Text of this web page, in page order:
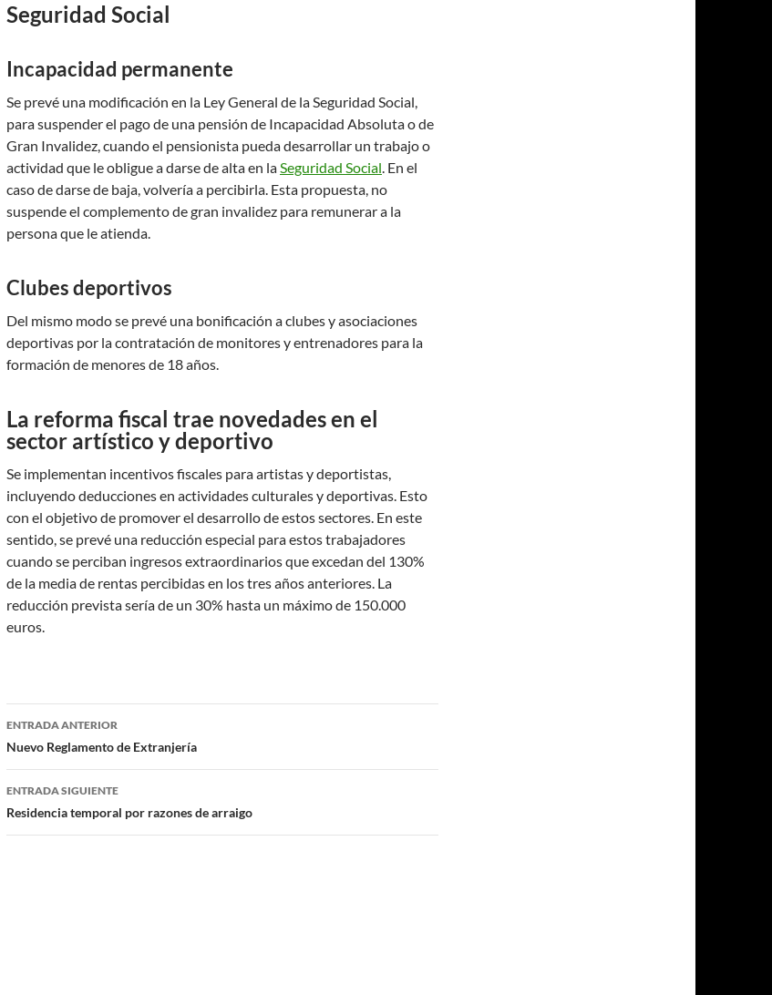
Seguridad Social
Incapacidad permanente
Se prevé una modificación en la Ley General de la Seguridad Social,
para suspender el pago de una pensión de Incapacidad Absoluta o de
Gran Invalidez, cuando el pensionista pueda desarrollar un trabajo o
actividad que le obligue a darse de alta en laSeguridad Social. En el
caso de darse de baja, volvería a percibirla. Esta propuesta, no
suspende el complemento de gran invalidez para remunerar a la
persona que le atienda.
Clubes deportivos
Del mismo modo se prevé una bonificación a clubes y asociaciones
deportivas por la contratación de monitores y entrenadores para la
formación de menores de 18 años.
La reforma fiscal trae novedades en el
sector artístico y deportivo
Se implementan incentivos fiscales para artistas y deportistas,
incluyendo deducciones en actividades culturales y deportivas. Esto
con el objetivo de promover el desarrollo de estos sectores. En este
sentido, se prevé una reducción especial para estos trabajadores
cuando se perciban ingresos extraordinarios que excedan del 130%
de la media de rentas percibidas en los tres años anteriores. La
reducción prevista sería de un 30% hasta un máximo de 150.000
euros.
Navegación
de
entradas
ENTRADA ANTERIOR
Nuevo Reglamento de Extranjería
ENTRADA SIGUIENTE
Residencia temporal por razones de arraigo